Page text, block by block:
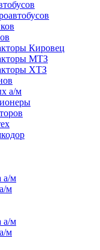
Кировец
МТЗ
ХТЗ
а/м
а/м
м
а/м
м